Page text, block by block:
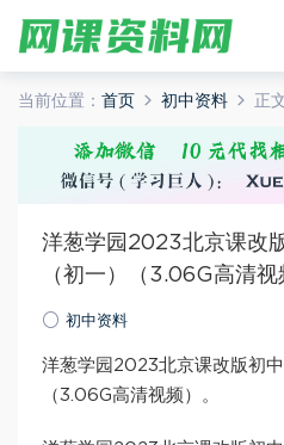
当前位置： 首页 初中资料 正
洋葱学园2023北京课改
（初一）（3.06G高清
初中资料
洋葱学园2023北京课改版初中
（3.06G高清视频）。